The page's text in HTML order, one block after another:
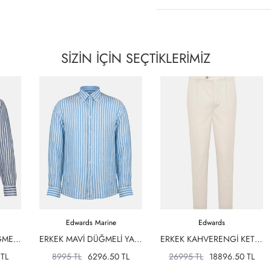
SİZİN İÇİN SEÇTİKLERİMİZ
ERKEK LACIVERT DÜĞMELI YAKA ÇIZGILI KETEN GÖMLEK
Edwards Marine
ERKEK MAVI DÜĞMELI YAKA ÇIZGILI KETEN GÖMLEK
8995 TL 6296.50 TL
Edwards
ERKEK KAHVERENGI KETEN KARIŞIMLI CHINO PANTOLON
26995 TL 18896.50 TL